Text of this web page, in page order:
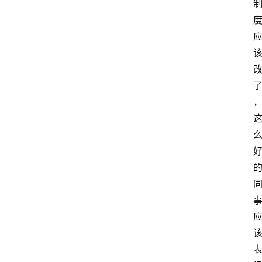
制
度
应
该
改
了
，
这
么
好
的
同
事
应
该
表